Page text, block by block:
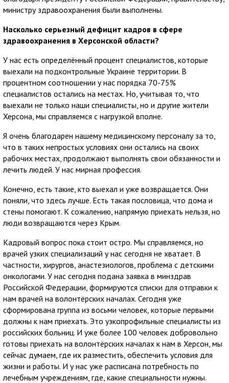
министру здравоохранения были выполнены.
Насколько серьезный дефицит кадров в сфере
здравоохранения в Херсонской области?
У нас есть определённый процент специалистов, которые
выехали на подконтрольные Украине территории. В
процентном соотношении у нас порядка 70-75%
специалистов остались на местах. Но, учитывая то, что
выехали не только наши специалисты, но и другие жители
Херсона, мы справляемся с нагрузкой вполне.
Я очень благодарен нашему медицинскому персоналу за то,
что в таких непростых условиях они остались на своих
рабочих местах, продолжают выполнять свои обязанности и
лечить людей. У нас мирная профессия.
Конечно, есть такие, кто выехал и уже возвращается. Они
поняли, что здесь лучше. Есть такая пословица, что дома и
стены помогают. К сожалению, напрямую приехать нельзя, но
люди возвращаются через Крым.
Кадровый вопрос пока стоит остро. Мы справляемся, но
врачей узких специализаций у нас сегодня не хватает. В
частности, хирургов, анастезиологов, проблема с детскими
онкологами. У нас сегодня подана заявка в минздрав
Российской Федерации, формируются списки для отправки к
нам врачей на волонтёрских началах. Сегодня уже
сформирована группа из восьми человек, которые первыми
должны к нам приехать. Это узкопрофильные специалисты из
российских больниц. И уже более 100 человек добровольно
готовы приехать на волонтёрских началах к нам в Херсон, мы
сейчас думаем, где их разместить, обеспечить условия для
жизни и работы. И у нас уже расписана потребность по
лечебным учреждениям, где, какие специальности нужны.